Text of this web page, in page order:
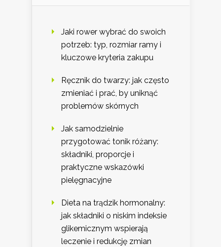
Jaki rower wybrać do swoich
potrzeb: typ, rozmiar ramy i
kluczowe kryteria zakupu
Ręcznik do twarzy: jak często
zmieniać i prać, by uniknąć
problemów skórnych
Jak samodzielnie
przygotować tonik różany:
składniki, proporcje i
praktyczne wskazówki
pielęgnacyjne
Dieta na trądzik hormonalny:
jak składniki o niskim indeksie
glikemicznym wspierają
leczenie i redukcję zmian